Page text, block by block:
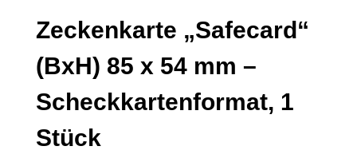
Zeckenkarte „Safecard“
(BxH) 85 x 54 mm –
Scheckkartenformat, 1
Stück